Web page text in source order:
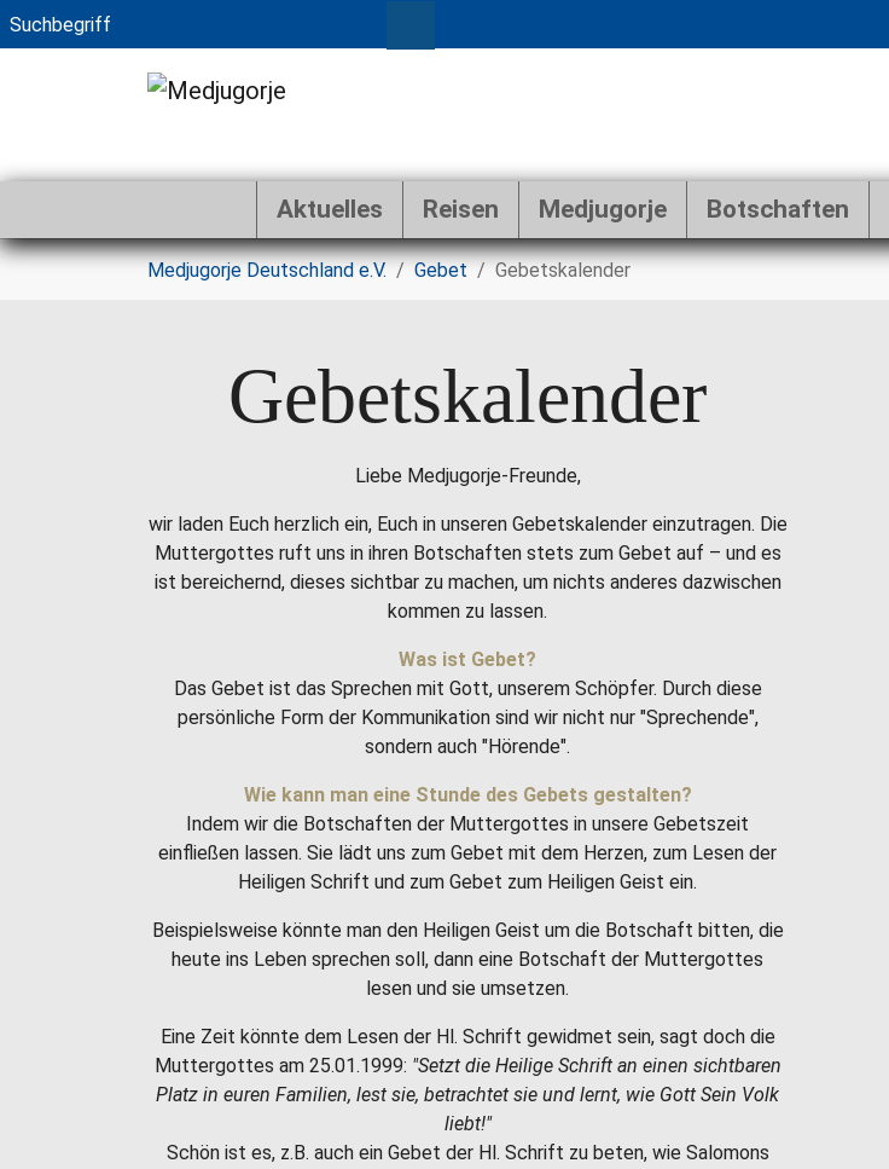
Zum Hauptinhalt springen
Aktuelles Reisen Medjugorje Botschaften
Sie sind hier:
Medjugorje Deutschland e.V. Gebet Gebetskalender
Gebetskalender
Liebe Medjugorje-Freunde,
wir laden Euch herzlich ein, Euch in unseren Gebetskalender einzutragen. Die
Muttergottes ruft uns in ihren Botschaften stets zum Gebet auf – und es
ist bereichernd, dieses sichtbar zu machen, um nichts anderes dazwischen
kommen zu lassen.
Was ist Gebet?
Das Gebet ist das Sprechen mit Gott, unserem Schöpfer. Durch diese
persönliche Form der Kommunikation sind wir nicht nur "Sprechende",
sondern auch "Hörende".
Wie kann man eine Stunde des Gebets gestalten?
Indem wir die Botschaften der Muttergottes in unsere Gebetszeit
einfließen lassen. Sie lädt uns zum Gebet mit dem Herzen, zum Lesen der
Heiligen Schrift und zum Gebet zum Heiligen Geist ein.
Beispielsweise könnte man den Heiligen Geist um die Botschaft bitten, die
heute ins Leben sprechen soll, dann eine Botschaft der Muttergottes
lesen und sie umsetzen.
Eine Zeit könnte dem Lesen der Hl. Schrift gewidmet sein, sagt doch die
Muttergottes am 25.01.1999: "Setzt die Heilige Schrift an einen sichtbaren
Platz in euren Familien, lest sie, betrachtet sie und lernt, wie Gott Sein Volk
liebt!"
Schön ist es, z.B. auch ein Gebet der Hl. Schrift zu beten, wie Salomons